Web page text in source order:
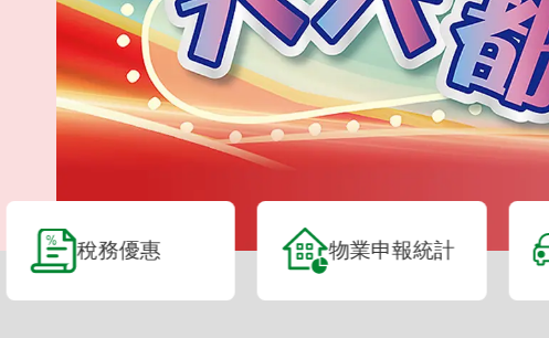
惠 物業申報統計
機動車輛